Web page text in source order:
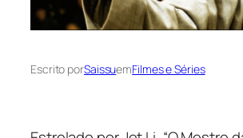
Escrito porSaissuemFilmes e Séries